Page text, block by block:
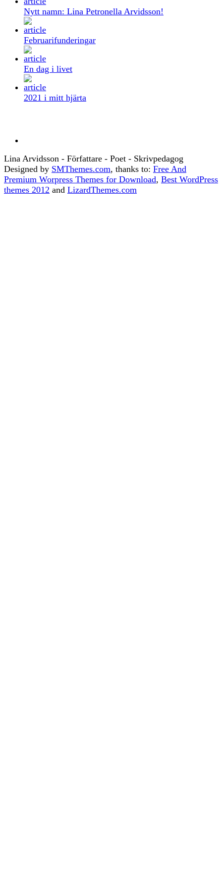
Nytt namn: Lina Petronella Arvidsson!
Februarifunderingar
En dag i livet
2021 i mitt hjärta
Lina Arvidsson - Författare - Poet - Skrivpedagog
Designed by SMThemes.com, thanks to: Free And
Premium Worpress Themes for Download, Best WordPress
themes 2012 and LizardThemes.com